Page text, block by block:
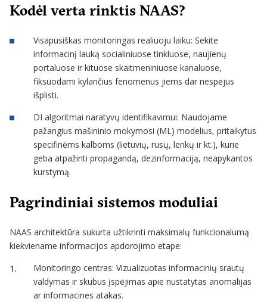
Kodėl verta rinktis NAAS?
Visapusiškas monitoringas realiuoju laiku: Sekite
informacinį lauką socialiniuose tinkluose, naujienų
portaluose ir kituose skaitmeniniuose kanaluose,
fiksuodami kylančius fenomenus jiems dar nespėjus
išplisti.
DI algoritmai naratyvų identifikavimui: Naudojame
pažangius mašininio mokymosi (ML) modelius, pritaikytus
specifinėms kalboms (lietuvių, rusų, lenkų ir kt.), kurie
geba atpažinti propagandą, dezinformaciją, neapykantos
kurstymą.
Pagrindiniai sistemos moduliai
NAAS architektūra sukurta užtikrinti maksimalų funkcionalumą
kiekviename informacijos apdorojimo etape:
Monitoringo centras: Vizualizuotas informacinių srautų
valdymas ir skubus įspėjimas apie nustatytas anomalijas
ar informacines atakas.